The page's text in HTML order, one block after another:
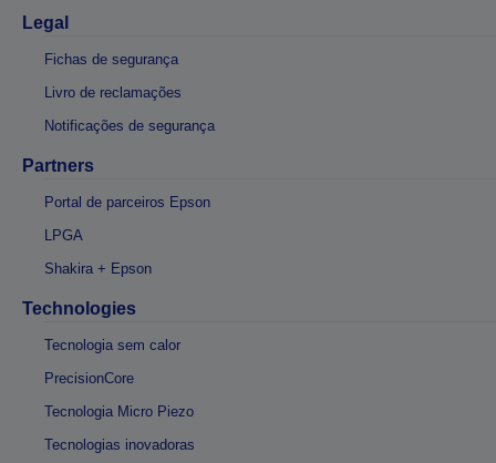
Legal
Fichas de segurança
Livro de reclamações
Notificações de segurança
Partners
Portal de parceiros Epson
LPGA
Shakira + Epson
Technologies
Tecnologia sem calor
PrecisionCore
Tecnologia Micro Piezo
Tecnologias inovadoras